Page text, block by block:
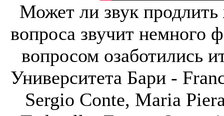
Может ли звук продлить
вопроса звучит немного
вопросом озаботились
Университета Бари -
Sergio Conte, Maria